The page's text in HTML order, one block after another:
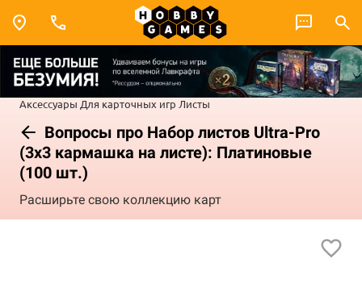
Аксессуары Для карточных игр Листы
Вопросы про Набор листов Ultra-Pro
(3х3 кармашка на листе): Платиновые
(100 шт.)
Расширьте свою коллекцию карт